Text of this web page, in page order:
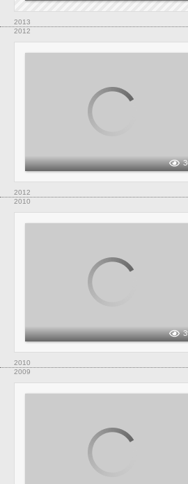
2013
2012
2012
2010
2010
2009